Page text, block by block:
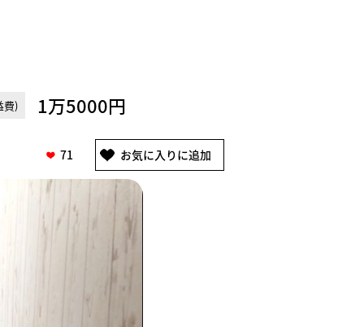
費) 1万5000円
71